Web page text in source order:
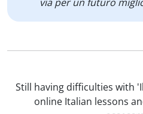
Still having difficulties with
online Italian lessons